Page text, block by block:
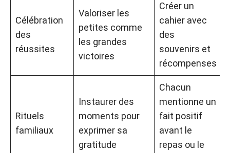
Célébration
des
réussites
Valoriser les
petites comme
les grandes
victoires
Créer un
cahier avec
des
souvenirs et
récompenses
Rituels
familiaux
Instaurer des
moments pour
exprimer sa
gratitude
Chacun
mentionne un
fait positif
avant le
repas ou le